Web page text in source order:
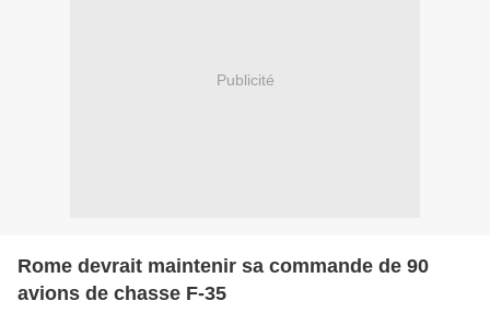
Publicité
Rome devrait maintenir sa commande de 90
avions de chasse F-35